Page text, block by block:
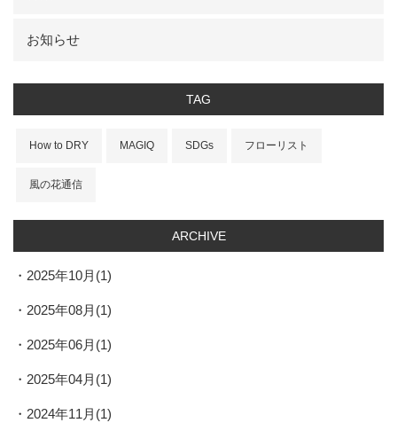
お知らせ
TAG
How to DRY MAGIQ SDGs フローリスト
風の花通信
ARCHIVE
2025年10月(1)
2025年08月(1)
2025年06月(1)
2025年04月(1)
2024年11月(1)